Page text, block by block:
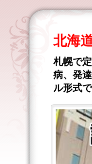
北海
札幌で
病、発
ル形式